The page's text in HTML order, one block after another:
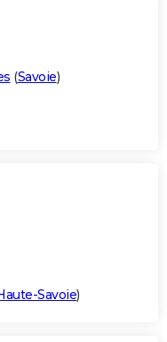
(Savoie)
Savoie)